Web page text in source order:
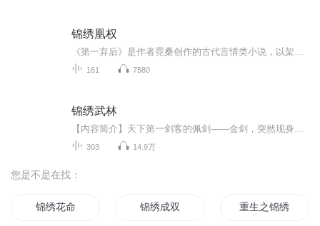
锦绣凰权
161 7580
锦绣武林
303 14.9万
您是不是在找：
锦绣花命 锦绣成双 重生之锦绣天成